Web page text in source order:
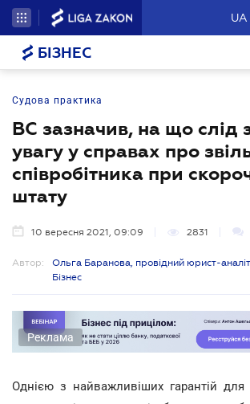
UA
БІЗНЕС
Судова практика
ВС зазначив, на що слід
увагу у справах про
співробітника при
штату
10 вересня 2021, 09:09 2831
Автор:
Ольга Баранова, провідний юрист-
Бізнес
Реклама
Однією з найважливіших гарантій для